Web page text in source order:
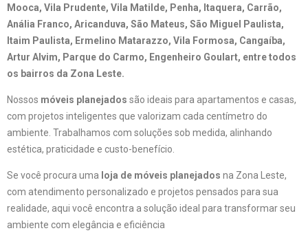
Mooca, Vila Prudente, Vila Matilde, Penha, Itaquera, Carrão,
Anália Franco, Aricanduva, São Mateus, São Miguel Paulista,
Itaim Paulista, Ermelino Matarazzo, Vila Formosa, Cangaíba,
Artur Alvim, Parque do Carmo, Engenheiro Goulart, entre todos
os bairros da Zona Leste.
Nossos móveis planejados são ideais para apartamentos e casas,
com projetos inteligentes que valorizam cada centímetro do
ambiente. Trabalhamos com soluções sob medida, alinhando
estética, praticidade e custo-benefício.
Se você procura uma loja de móveis planejados na Zona Leste,
com atendimento personalizado e projetos pensados para sua
realidade, aqui você encontra a solução ideal para transformar seu
ambiente com elegância e eficiência